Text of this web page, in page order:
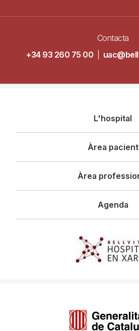
Contacta
+34 93 260 75 00
principal
L'hospital
Àrea pacient
Àrea
Agenda